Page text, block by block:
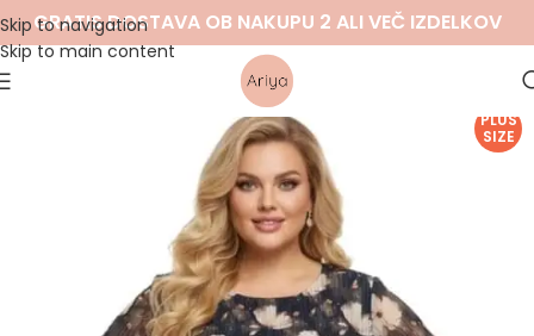
Skip to navigation
Skip to main content
GRATIS DOSTAVA OB NAKUPU 2 ALI VEČ IZDELKOV
PLUS
SIZE